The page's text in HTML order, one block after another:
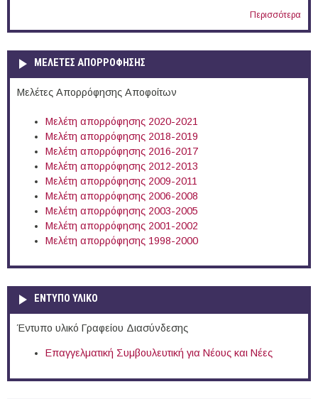
Περισσότερα
ΜΕΛΕΤΕΣ ΑΠΟΡΡΟΦΗΣΗΣ
Μελέτες Απορρόφησης Αποφοίτων
Μελέτη απορρόφησης 2020-2021
Μελέτη απορρόφησης 2018-2019
Μελέτη απορρόφησης 2016-2017
Μελέτη απορρόφησης 2012-2013
Μελέτη απορρόφησης 2009-2011
Μελέτη απορρόφησης 2006-2008
Μελέτη απορρόφησης 2003-2005
Μελέτη απορρόφησης 2001-2002
Μελέτη απορρόφησης 1998-2000
ΕΝΤΥΠΟ ΥΛΙΚΟ
Έντυπο υλικό Γραφείου Διασύνδεσης
Επαγγελματική Συμβουλευτική για Νέους και Νέες